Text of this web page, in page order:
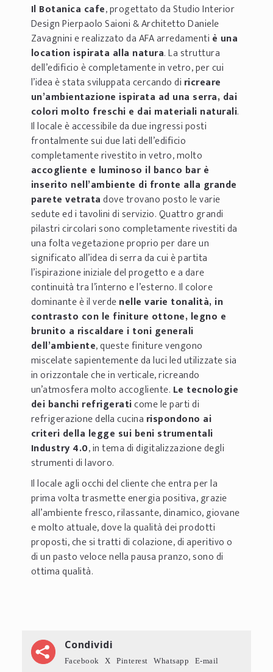
Il Botanica cafe, progettato da Studio Interior
Design Pierpaolo Saioni & Architetto Daniele
Zavagnini e realizzato da AFA arredamenti è una
location ispirata alla natura. La struttura
dell’edificio è completamente in vetro, per cui
l’idea è stata sviluppata cercando di ricreare
un’ambientazione ispirata ad una serra, dai
colori molto freschi e dai materiali naturali.
Il locale è accessibile da due ingressi posti
frontalmente sui due lati dell’edificio
completamente rivestito in vetro, molto
accogliente e luminoso il banco bar è
inserito nell’ambiente di fronte alla grande
parete vetratadove trovano posto le varie
sedute ed i tavolini di servizio. Quattro grandi
pilastri circolari sono completamente rivestiti da
una folta vegetazione proprio per dare un
significato all’idea di serra da cui è partita
l’ispirazione iniziale del progetto e a dare
continuità tra l’interno e l’esterno. Il colore
dominante è il verdenelle varie tonalità, in
contrasto con le finiture ottone, legno e
brunito a riscaldare i toni generali
dell’ambiente, queste finiture vengono
miscelate sapientemente da luci led utilizzate sia
in orizzontale che in verticale, ricreando
un’atmosfera molto accogliente. Le tecnologie
dei banchi refrigeraticome le parti di
refrigerazione della cucina rispondono ai
criteri della legge sui beni strumentali
Industry 4.0, in tema di digitalizzazione degli
strumenti di lavoro.
Il locale agli occhi del cliente che entra per la
prima volta trasmette energia positiva, grazie
all’ambiente fresco, rilassante, dinamico, giovane
e molto attuale, dove la qualità dei prodotti
proposti, che si tratti di colazione, di aperitivo o
di un pasto veloce nella pausa pranzo, sono di
ottima qualità.
Condividi
Facebook X Pinterest Whatsapp E-mail